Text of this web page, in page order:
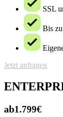
SSL
Bis
Jetzt anfragen
ab1.799€